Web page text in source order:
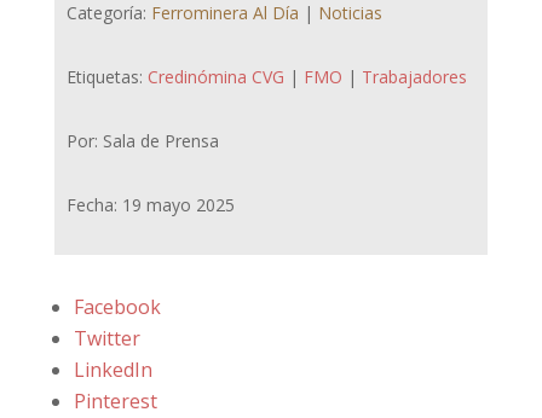
Categoría: Ferrominera Al Día | Noticias
Etiquetas: Credinómina CVG | FMO | Trabajadores
Por: Sala de Prensa
Fecha: 19 mayo 2025
Facebook
Twitter
LinkedIn
Pinterest